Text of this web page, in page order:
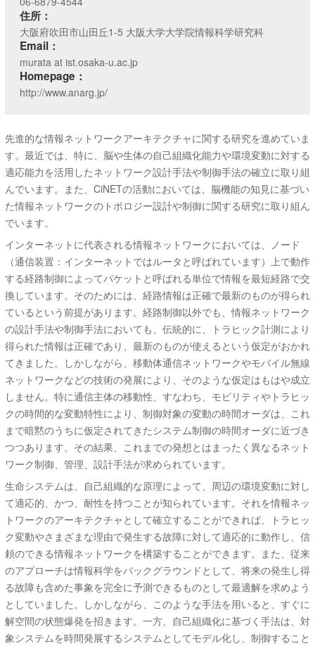
住所：
大阪府吹田市山田丘1-5 大阪大学大学院情報科学研究科
Email：
murata at ist.osaka-u.ac.jp
Homepage：
http://www.anarg.jp/
先進的な情報ネットワークアーキテクチャに関する研究を進めていま
す。最近では、特に、脳や生体の自己組織化能力や環境変動に対する
適応能力を活用したネットワーク設計手法や制御手法の確立に取り組
んでいます。また、CiNETの活動においては、脳機能の知見に基づい
た情報ネットワークのトポロジー設計や制御に関する研究に取り組ん
でいます。
インターネットに代表される情報ネットワークにおいては、ノード
（通信装置：インターネットではルータと呼ばれています）上で動作
する経路制御によってパケットと呼ばれる単位で情報を最短経路で交
換しています。そのためには、経路情報は正確で最新のものが得られ
ているという前提があります。経路制御以外でも、情報ネットワーク
の設計手法や制御手法においても、伝統的に、トラヒック計測により
得られた情報は正確であり、最新のものが使えるという仮定がおかれ
てきました。しかしながら、移動体通信ネットワークやモバイル無線
ネットワークなどの技術の発展により、そのような仮定はもはや成立
しません。特に通信主体の移動性、すなわち、モビリティやトラヒッ
クの時間的な変動特性により、制御対象の変動の時間オーダは、これ
まで暗黙のうちに仮定されてきたシステム制御の時間オーダに近づき
つつあります。その結果、これまでの発想とはまったく異なるネット
ワーク制御、管理、設計手法が求められています。
生命システムは、自己組織的な原理によって、周辺の環境変動に対し
て適応的、かつ、耐性を持つことが知られています。それを情報ネッ
トワークのアーキテクチャとして確立することができれば、トラヒッ
ク変動やさまざまな理由で発生する故障に対して適応的に動作し、信
頼のできる情報ネットワークを構築することができます。また、従来
のアプローチは情報科学をバックグラウンドとして、将来の発生し得
る故障も含めた事象を完全に予測できるものとして最適解を求めよう
としていました。しかしながら、このような手法を用いると、すぐに
解空間の状態爆発を招きます。一方、自己組織化に基づく手法は、対
象システムを時間発展するシステムとしてモデル化し、制御すること